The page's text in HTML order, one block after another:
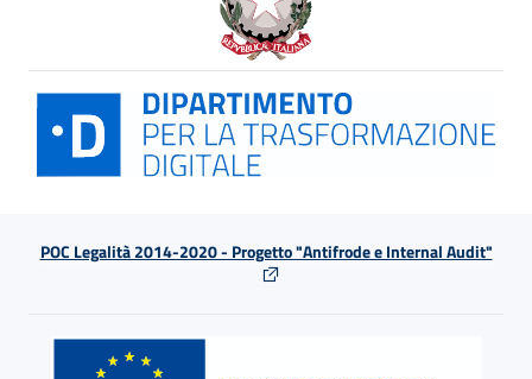
POC Legalità 2014-2020 - Progetto "Antifrode e Internal Audit"